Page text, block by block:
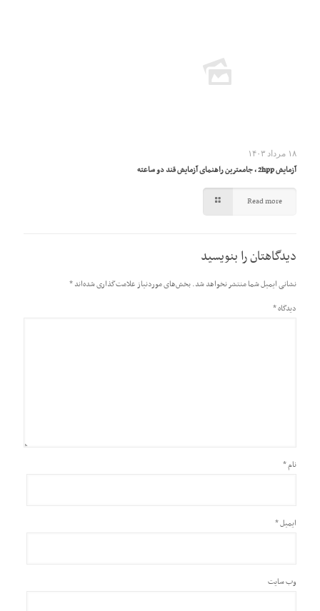
۱۸ مرداد ۱۴۰۳
آزمایش 2hpp ، جامعترین راهنمای آزمایش قند دو ساعته
Read more
دیدگاهتان را بنویسید
نشانی ایمیل شما منتشر نخواهد شد.بخش‌های موردنیاز علامت‌گذاری شده‌اند*
دیدگاه*
نام*
ایمیل*
وب‌ سایت